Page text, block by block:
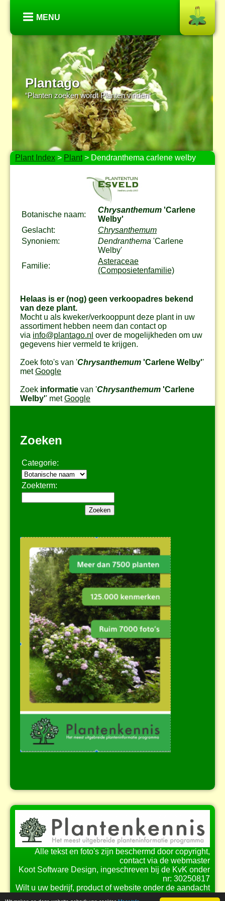
MENU
Plantago
“Planten zoeken wordt Planten vinden”
Plant Index > Plant> Dendranthema carlene welby
Botanische naam:
Chrysanthemum 'Carlene
Welby'
Geslacht:
Chrysanthemum
Synoniem:
Dendranthema 'Carlene
Welby'
Familie:
Asteraceae
(Composietenfamilie)
Helaas is er (nog) geen verkoopadres bekend
van deze plant.
Mocht u als kweker/verkooppunt deze plant in uw
assortiment hebben neem dan contact op
via info@plantago.nl over de mogelijkheden om uw
gegevens hier vermeld te krijgen.
Zoek foto's van 'Chrysanthemum 'Carlene Welby''
metGoogle
Zoek informatie van 'Chrysanthemum 'Carlene
Welby'' metGoogle
Zoeken
Categorie:
Zoekterm:
Alle tekst en foto's zijn beschermd door copyright,
contact via de webmaster
Koot Software Design, ingeschreven bij de KvK onder
nr: 30250817
Wilt u uw bedrijf, product of website onder de aandacht
brengen bij onze bezoekers?